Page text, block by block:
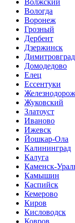
Волжский
Вологда
Воронеж
Грозный
Дербент
Дзержинск
Димитровград
Домодедово
Елец
Ессентуки
Жуковский
Златоуст
Иваново
Ижевск
Йошкар-Ола
Калининград
Калуга
Каменск-
Камышин
Каспийск
Кемерово
Киров
Кисловодск